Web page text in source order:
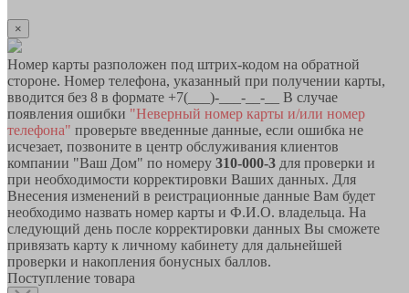
×
Номер карты разположен под штрих-кодом на обратной
стороне. Номер телефона, указанный при получении карты,
вводится без 8 в формате +7(___)-___-__-__ В случае
появления ошибки "Неверный номер карты и/или номер
телефона" проверьте введенные данные, если ошибка не
исчезает, позвоните в центр обслуживания клиентов
компании "Ваш Дом" по номеру 310-000-3 для проверки и
при необходимости корректировки Ваших данных. Для
Внесения изменений в реистрационные данные Вам будет
необходимо назвать номер карты и Ф.И.О. владельца. На
следующий день после корректировки данных Вы сможете
привязать карту к личному кабинету для дальнейшей
проверки и накопления бонусных баллов.
Поступление товара